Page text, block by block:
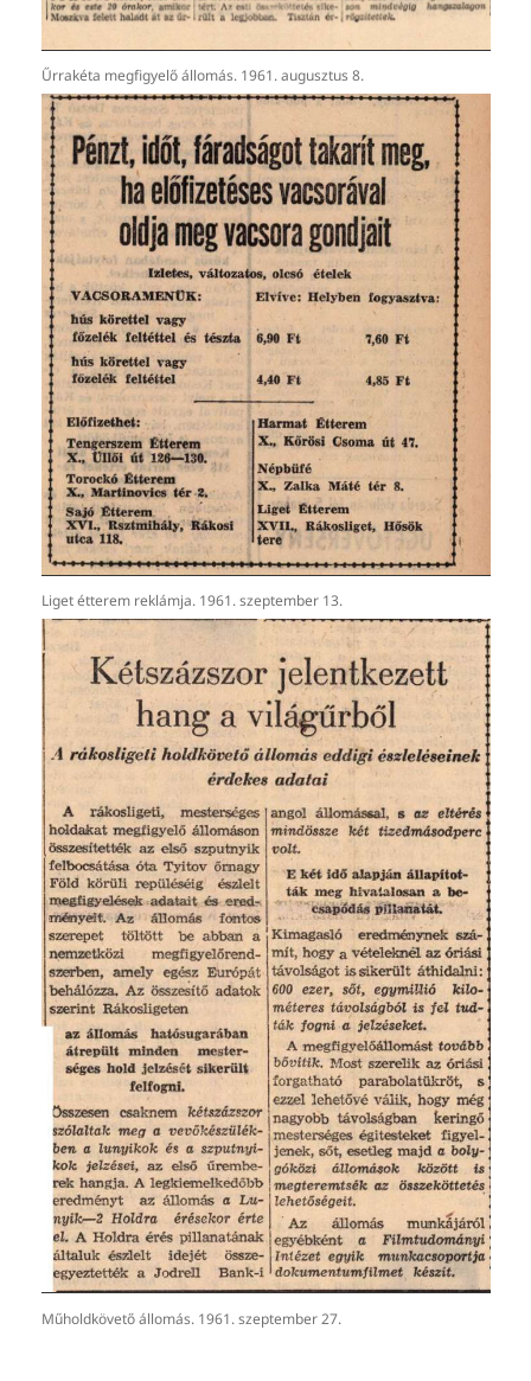
Űrrakéta megfigyelő állomás. 1961. augusztus 8.
Liget étterem reklámja. 1961. szeptember 13.
Műholdkövető állomás. 1961. szeptember 27.